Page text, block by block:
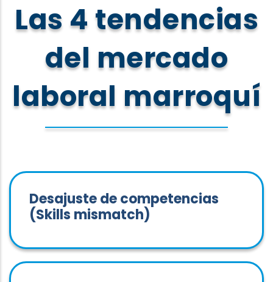
Las 4 tendencias
del mercado
laboral marroquí
Desajuste de competencias
(Skills mismatch)